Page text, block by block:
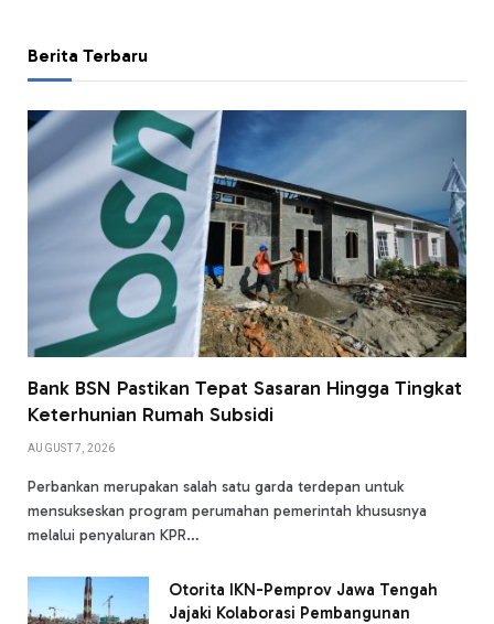
Berita Terbaru
Bank BSN Pastikan Tepat Sasaran Hingga Tingkat
Keterhunian Rumah Subsidi
AUGUST 7, 2026
Perbankan merupakan salah satu garda terdepan untuk
mensukseskan program perumahan pemerintah khususnya
melalui penyaluran KPR…
Otorita IKN-Pemprov Jawa Tengah
Jajaki Kolaborasi Pembangunan